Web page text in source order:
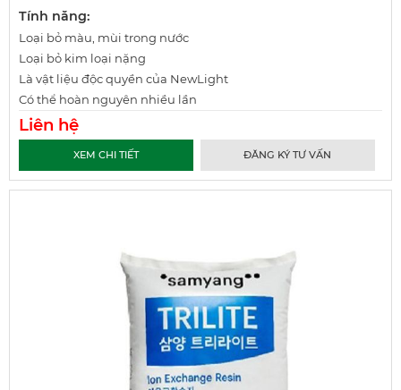
Tính năng:
Loại bỏ màu, mùi trong nước
Loại bỏ kim loại nặng
Là vật liệu độc quyền của NewLight
Có thể hoàn nguyên nhiều lần
Liên hệ
XEM CHI TIẾT ĐĂNG KÝ TƯ VẤN